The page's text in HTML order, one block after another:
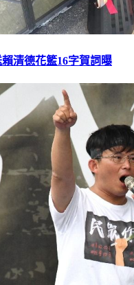
清德花籃16字賀詞曝